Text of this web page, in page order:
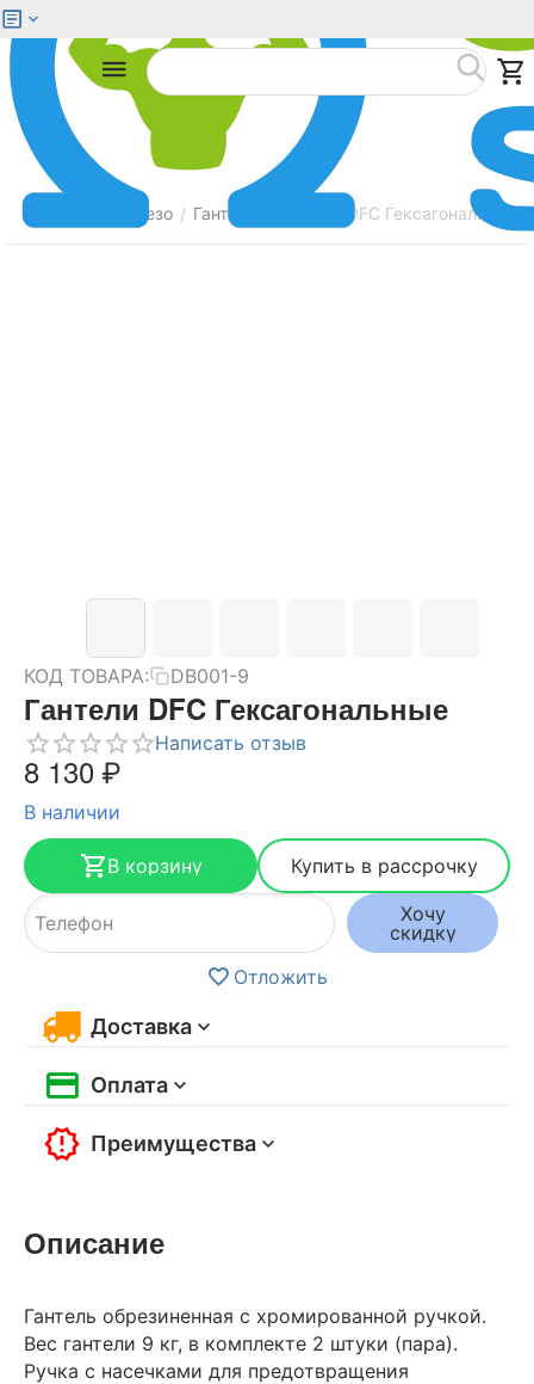
Железо / Гантели Гантели DFC Гексагональные
КОД ТОВАРА: DB001-9
Гантели DFC Гексагональные
Написать отзыв
8 130₽
В наличии
В корзину
Купить в рассрочку
Хочу
скидку
Отложить
Доставка
Оплата
Преимущества
Описание
Гантель обрезиненная с хромированной ручкой.
Вес гантели 9 кг, в комплекте 2 штуки (пара).
Ручка с насечками для предотвращения
Меню Найти